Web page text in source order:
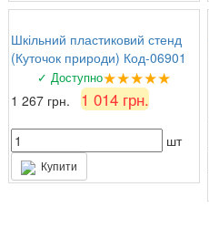
Шкільний пластиковий стенд
(Куточок природи) Код-06901
✓ Доступно★★★★★
1 267 грн. 1 014 грн.
шт
Купити